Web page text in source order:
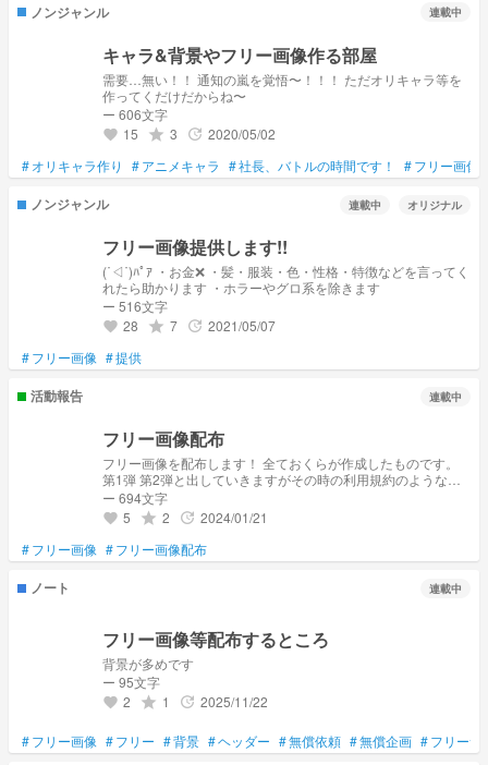
ノンジャンル 連載中
キャラ&背景やフリー画像作る部屋
需要…無い！！ 通知の嵐を覚悟〜！！！ ただオリキャラ等を
作ってくだけだからね〜
ー 606文字
favorite 15 grade 3 update 2020/05/02
#オリキャラ作り #アニメキャラ #社長、バトルの時間です！ #フリー画像
ノンジャンル 連載中 オリジナル
フリー画像提供します!!
(˙◁˙)ﾊﾟｱ ・お金❌ ・髪・服装・色・性格・特徴などを言ってく
れたら助かります ・ホラーやグロ系を除きます
ー 516文字
favorite 28 grade 7 update 2021/05/07
#フリー画像 #提供
活動報告 連載中
フリー画像配布
フリー画像を配布します！ 全ておくらが作成したものです。
第1弾 第2弾と出していきますがその時の利用規約のようなも
のを見ていただけるようお願いします。
ー 694文字
favorite 5 grade 2 update 2024/01/21
#フリー画像 #フリー画像配布
ノート 連載中
フリー画像等配布するところ
背景が多めです
ー 95文字
favorite 2 grade 1 update 2025/11/22
#フリー画像 #フリー #背景 #ヘッダー #無償依頼 #無償企画 #フリー素